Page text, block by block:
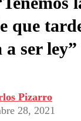
Chilena
Católica
de Chile
en medios
que
ser ley”
Pizarro
28, 2021